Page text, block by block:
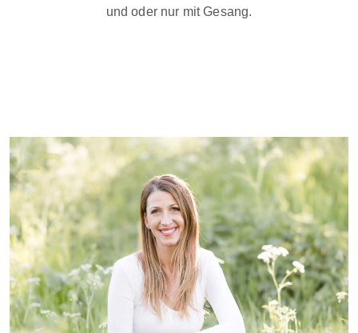
und oder nur mit Gesang.